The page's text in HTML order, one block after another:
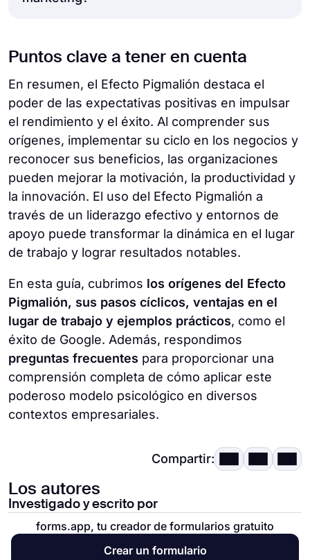
resultados de ventas. Creer positivamente
lograr un mayor éxito en sus funciones.
esfuerzo, compromiso y logros. Este
creencia en el potencial de los empleados y
les proporciona apoyo para ayudarles a
alcanzar sus objetivos.
se refiere al fenómeno por el cual unas
las capacidades de sus empleados y fijan
expectativas altas, pueden influir
positivamente en la motivación de los
empleados, la productividad y el éxito
general de la organización.
influir en el comportamiento del consumidor
y en la percepción de la marca. Cuando los
profesionales del marketing crean
campañas que evocan grandes expectativas
y asociaciones positivas con sus productos
o servicios, pueden aumentar el interés, la
fidelidad y la intención de compra de los
consumidores. Las creencias positivas
sobre una marca pueden impulsar el
compromiso del consumidor y contribuir a
su éxito en el mercado.
Puntos clave a tener en cuenta
En resumen, el Efecto Pigmalión destaca el
poder de las expectativas positivas en impulsar
el rendimiento y el éxito. Al comprender sus
orígenes, implementar su ciclo en los negocios y
reconocer sus beneficios, las organizaciones
pueden mejorar la motivación, la productividad y
la innovación. El uso del Efecto Pigmalión a
través de un liderazgo efectivo y entornos de
apoyo puede transformar la dinámica en el lugar
de trabajo y lograr resultados notables.
En esta guía, cubrimos los orígenes del Efecto
Pigmalión, sus pasos cíclicos, ventajas en el
lugar de trabajo y ejemplos prácticos, como el
éxito de Google. Además, respondimos
preguntas frecuentes para proporcionar una
comprensión completa de cómo aplicar este
poderoso modelo psicológico en diversos
contextos empresariales.
Compartir:
Los autores
Investigado y escrito por
forms.app, tu creador de formularios gratuito
Crear un formulario